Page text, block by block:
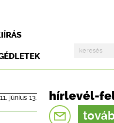
június 13. hírlevél-